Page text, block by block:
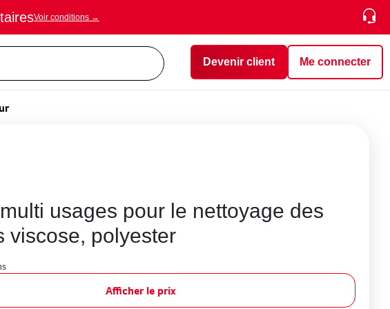
Voir conditions →
Devenir client Me connecter
usages pour le nettoyage des
viscose, polyester
Afficher le prix